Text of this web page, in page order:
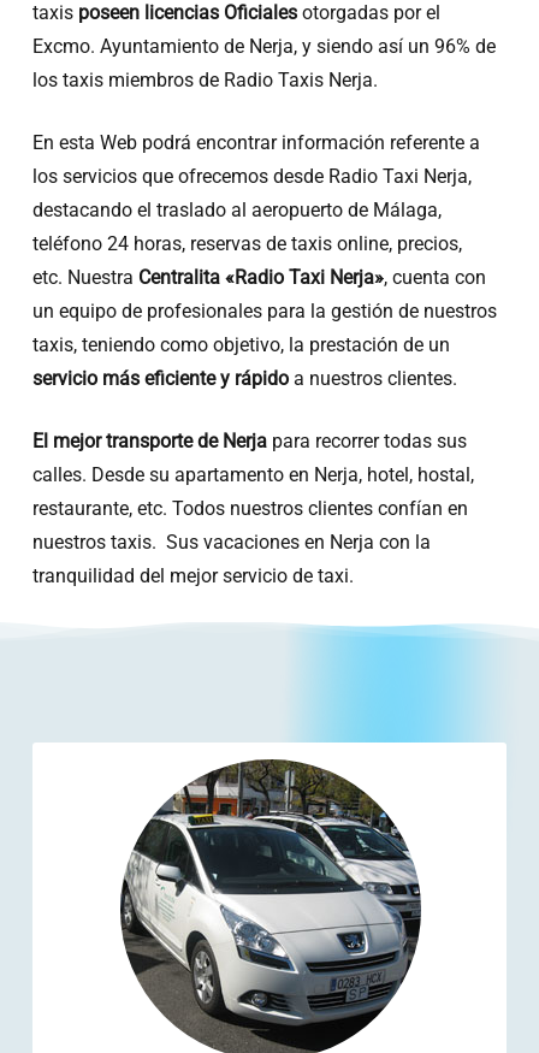
taxis poseen licencias Oficialesotorgadas por el
Excmo. Ayuntamiento de Nerja, y siendo así un 96% de
los taxis miembros de Radio Taxis Nerja.
En esta Web podrá encontrar información referente a
los servicios que ofrecemos desde Radio Taxi Nerja,
destacando el traslado al aeropuerto de Málaga,
teléfono 24 horas, reservas de taxis online, precios,
etc. Nuestra Centralita «Radio Taxi Nerja», cuenta con
un equipo de profesionales para la gestión de nuestros
taxis, teniendo como objetivo, la prestación de un
servicio más eficiente y rápidoa nuestros clientes.
El mejor transporte de Nerjapara recorrer todas sus
calles. Desde su apartamento en Nerja, hotel, hostal,
restaurante, etc. Todos nuestros clientes confían en
nuestros taxis. Sus vacaciones en Nerja con la
tranquilidad del mejor servicio de taxi.